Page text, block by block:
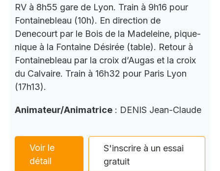
RV à 8h55 gare de Lyon. Train à 9h16 pour
Fontainebleau (10h). En direction de
Denecourt par le Bois de la Madeleine, pique-
nique à la Fontaine Désirée (table). Retour à
Fontainebleau par la croix d’Augas et la croix
du Calvaire. Train à 16h32 pour Paris Lyon
(17h13).
Animateur/Animatrice : DENIS Jean-Claude
Voir le
détail
S'inscrire à un essai
gratuit